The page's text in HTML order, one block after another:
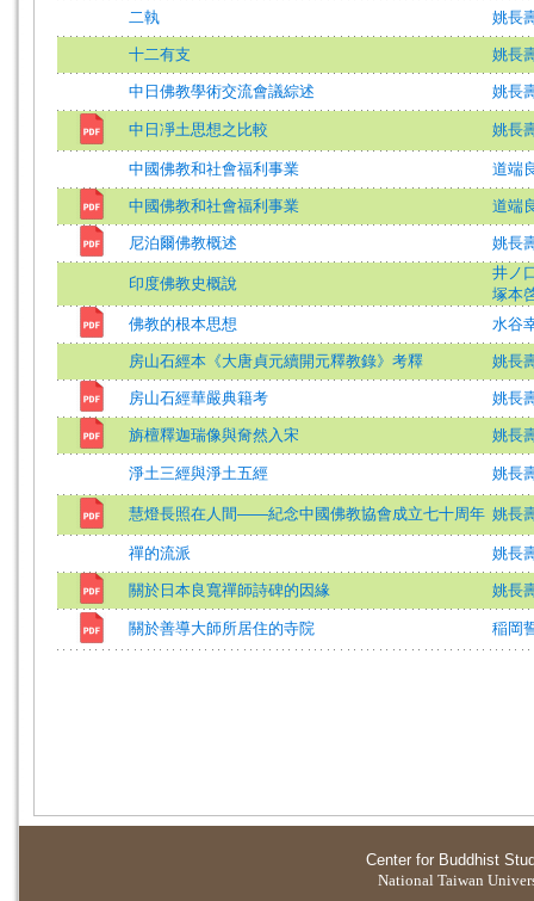
二執 姚長
十二有支 姚長
中日佛教學術交流會議綜述 姚長
中日凈土思想之比較 姚長
中國佛教和社會福利事業 道端
中國佛教和社會福利事業 道端
尼泊爾佛教概述 姚長
印度佛教史概說
井ノ
塚本
佛教的根本思想
水谷
房山石經本《大唐貞元續開元釋教錄》考釋 姚長
房山石經華嚴典籍考 姚長
旃檀釋迦瑞像與奝然入宋 姚長
淨土三經與淨土五經 姚長
慧燈長照在人間——紀念中國佛教協會成立七十周年 姚長
禪的流派 姚長
關於日本良寬禪師詩碑的因緣 姚長
關於善導大師所居住的寺院 稲岡
Center for Buddhist
National Taiwan